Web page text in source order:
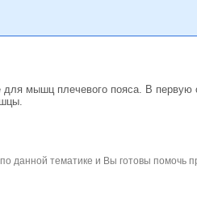
мышц плечевого пояса. В первую
данной тематике и Вы готовы помочь